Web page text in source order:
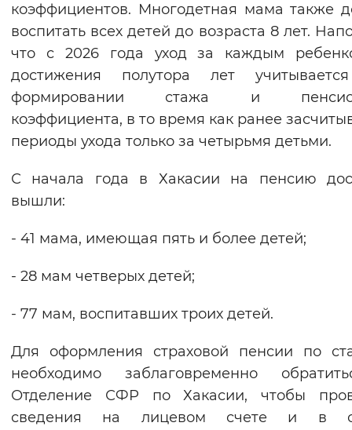
Включены Выключены
Звуковой ассистент
Воспроизвести Остановить
Вернуть стандартные настройки
коэффициентов. Многодетная мама также
воспитать всех детей до возраста 8 лет.
что с 2026 года уход за каждым
достижения полутора лет
формировании стажа и
коэффициента, в то время как ранее
периоды ухода только за четырьмя детьми.
С начала года в Хакасии на пенсию
вышли:
- 41 мама, имеющая пять и более детей;
- 28 мам четверых детей;
- 77 мам, воспитавших троих детей.
Для оформления страховой пенсии по
необходимо заблаговременно
Отделение СФР по Хакасии, чтобы
сведения на лицевом счете и в